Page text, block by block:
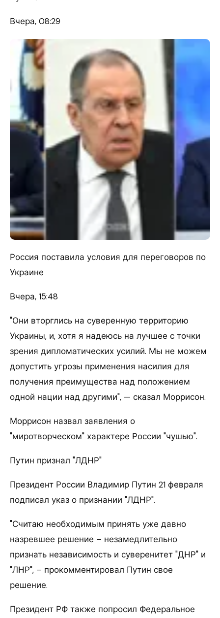
Вчера, 08:29
Россия поставила условия для переговоров по
Украине
Вчера, 15:48
"Они вторглись на суверенную территорию
Украины, и, хотя я надеюсь на лучшее с точки
зрения дипломатических усилий. Мы не можем
допустить угрозы применения насилия для
получения преимущества над положением
одной нации над другими", — сказал Моррисон.
Моррисон назвал заявления о
"миротворческом" характере России "чушью".
Путин признал "ЛДНР"
Президент России Владимир Путин 21 февраля
подписал указ о признании "ЛДНР".
"Считаю необходимым принять уже давно
назревшее решение – незамедлительно
признать независимость и суверенитет "ДНР" и
"ЛНР", – прокомментировал Путин свое
решение.
Президент РФ также попросил Федеральное